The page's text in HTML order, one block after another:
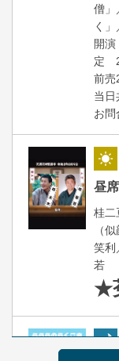
僧」
く」
開
定
前
当日
お
昼
桂二
（
笑利
若
★